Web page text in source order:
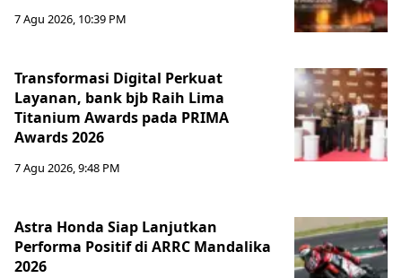
7 Agu 2026, 10:39 PM
Transformasi Digital Perkuat
Layanan, bank bjb Raih Lima
Titanium Awards pada PRIMA
Awards 2026
7 Agu 2026, 9:48 PM
Astra Honda Siap Lanjutkan
Performa Positif di ARRC Mandalika
2026